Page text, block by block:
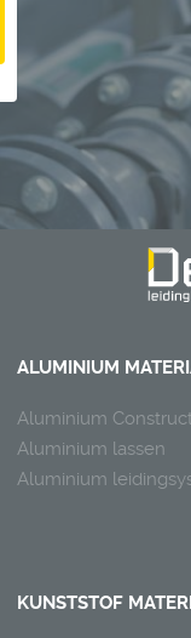
ALUMINIUM
Aluminium
Aluminium lassen
Aluminium
KUNSTSTOF